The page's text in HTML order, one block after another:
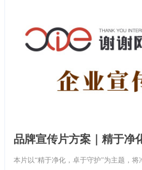
品牌宣传片方案｜精于净
本片以“精于净化，卓于守护”为主题，